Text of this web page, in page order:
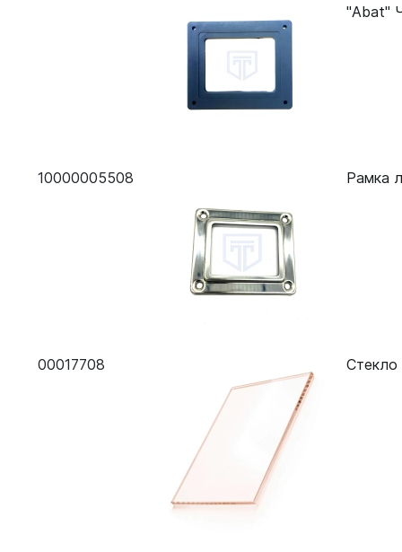
Конвекционная печь Abat КПП-4Э
Конвекционная печь Abat КЭП-4Э 110000009803
Конвекционная печь Abat КЭП-4
"Abat"
10000005508 Рамка
00017708 Стекло